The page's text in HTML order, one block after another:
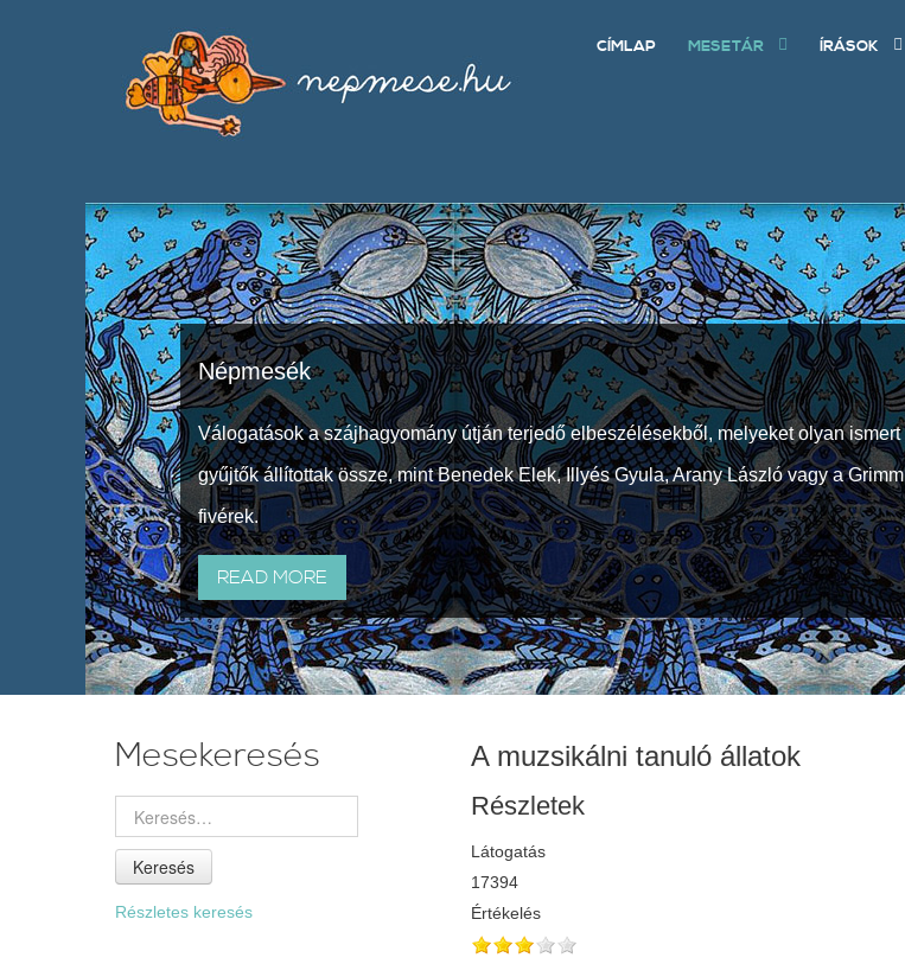
CÍMLAP MESETÁR ÍRÁSOK
Népmesék
Válogatások a szájhagyomány útján terjedő elbeszélésekből, melyeket olyan ismert
gyűjtők állítottak össze, mint Benedek Elek, Illyés Gyula, Arany László vagy a Grimm
fivérek.
READ MORE
A muzsikálni tanuló állatok
Részletek
Látogatás
17394
Értékelés
Mesekeresés
Keresés
Részletes keresés